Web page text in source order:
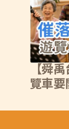
【舜
覽車要